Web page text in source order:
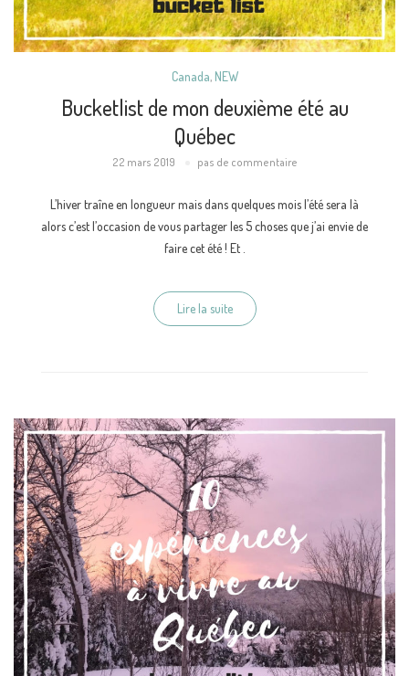
Canada, NEW
Bucketlist de mon deuxième été au
Québec
22 mars 2019 pas de commentaire
L’hiver traîne en longueur mais dans quelques mois l’été sera là
alors c’est l’occasion de vous partager les 5 choses que j’ai envie de
faire cet été ! Et .
Lire la suite